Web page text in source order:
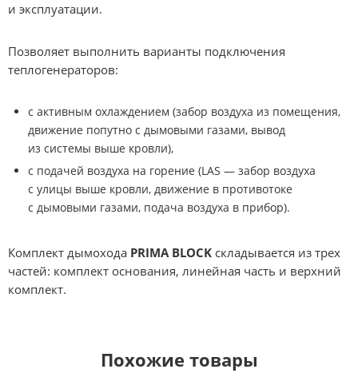
и эксплуатации.
Позволяет выполнить варианты подключения
теплогенераторов:
с активным охлаждением (забор воздуха из помещения,
движение попутно с дымовыми газами, вывод
из системы выше кровли),
с подачей воздуха на горение (LAS — забор воздуха
с улицы выше кровли, движение в противотоке
с дымовыми газами, подача воздуха в прибор).
Комплект дымохода PRIMA BLOCK складывается из трех
частей: комплект основания, линейная часть и верхний
комплект.
Похожие товары